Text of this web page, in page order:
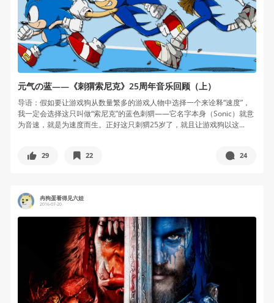
元气の蓝——《刺猬索尼克》25周年音乐回顾（上）
导语：假如要让游戏狗从数量繁多的游戏人物中选择一个来诠释“速度”，
我一定会选择这只叫做“索尼克”的蓝色刺猬——它名字本身（Sonic）就意
为音速，就是为速度而生。正好这只刺猬25岁了，就且让游戏狗以这...
29 22 24
冉狗蛋看得见六娃
2016-07-20